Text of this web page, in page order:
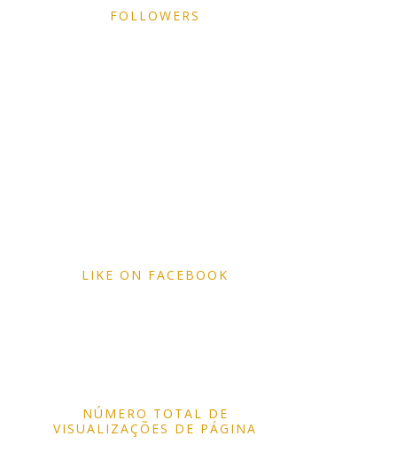
FOLLOWERS
LIKE ON FACEBOOK
NÚMERO TOTAL DE
VISUALIZAÇÕES DE PÁGINA